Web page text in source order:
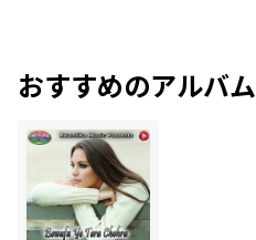
おすすめのアルバム